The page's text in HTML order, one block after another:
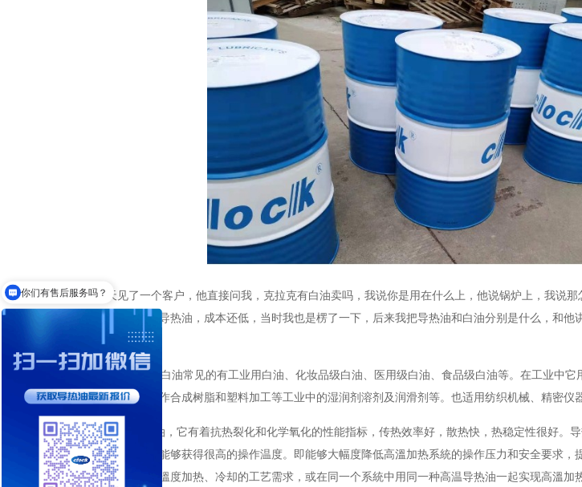
前几天见了一个客户，他直接问我，克拉克有白油卖吗，我说你是用在什么上，他说锅炉上，我说
告诉他白油可以代替导热油，成本还低，当时我也是楞了一下，后来我把导热油和白油分别是什么，和
损失就大了。
那什么是白油呢？白油常见的有工业用白油、化妆品级白油、医用级白油、食品级白油等。在工业中
剂和冷却剂，还可当作合成树脂和塑料加工等工业中的湿润剂溶剂及润滑剂等。也适用纺织机械、精密仪
导热油又名传热油，它有着抗热裂化和化学氧化的性能指标，传热效率好，散热快，热稳定性很好。
几乎常压的条件下，能够获得很高的操作温度。即能够大幅度降低高溫加热系統的操作压力和安全要求
度范围之内满足不同溫度加热、冷却的工艺需求，或在同一个系統中用同一种高温导热油一起实现高溫加
你们导热油可以达到多少度？